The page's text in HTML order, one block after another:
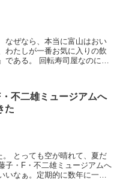
不二雄ミュージアムへ
た
だ